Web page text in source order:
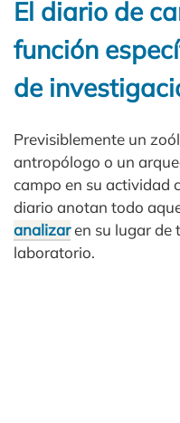
El diario de
función
de
Previsiblemente un
antropólogo o un
campo en su actividad
diario anotan todo
analizaren su lugar de
laboratorio.